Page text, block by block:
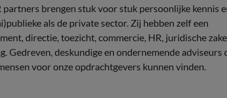
brengen stuk voor stuk persoonlijke kennis
als de private sector. Zij hebben zelf een
directie, toezicht, commercie, HR, juridische
Gedreven, deskundige en ondernemende adviseurs
voor onze opdrachtgevers kunnen vinden.